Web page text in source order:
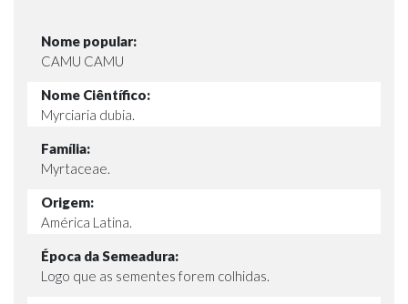
Nome popular:
CAMU CAMU
Nome Ciêntífico:
Myrciaria dubia.
Família:
Myrtaceae.
Origem:
América Latina.
Época da Semeadura:
Logo que as sementes forem colhidas.